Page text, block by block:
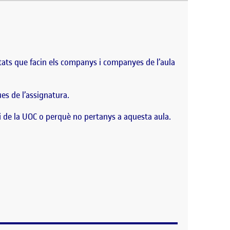
que facin els companys i companyes de l’aula
de l’assignatura.
la UOC o perquè no pertanys a aquesta aula.